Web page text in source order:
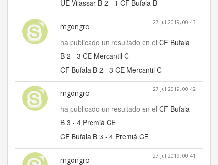
UE Vilassar B 2 - 1 CF Bufala B
mgongro 27 Jul 2019, 00:43
ha publicado un resultado en el CF Bufala
B 2 - 3 CE Mercantil C
CF Bufala B 2 - 3 CE Mercantil C
mgongro 27 Jul 2019, 00:42
ha publicado un resultado en el CF Bufala
B 3 - 4 Premiá CE
CF Bufala B 3 - 4 Premiá CE
mgongro 27 Jul 2019, 00:41